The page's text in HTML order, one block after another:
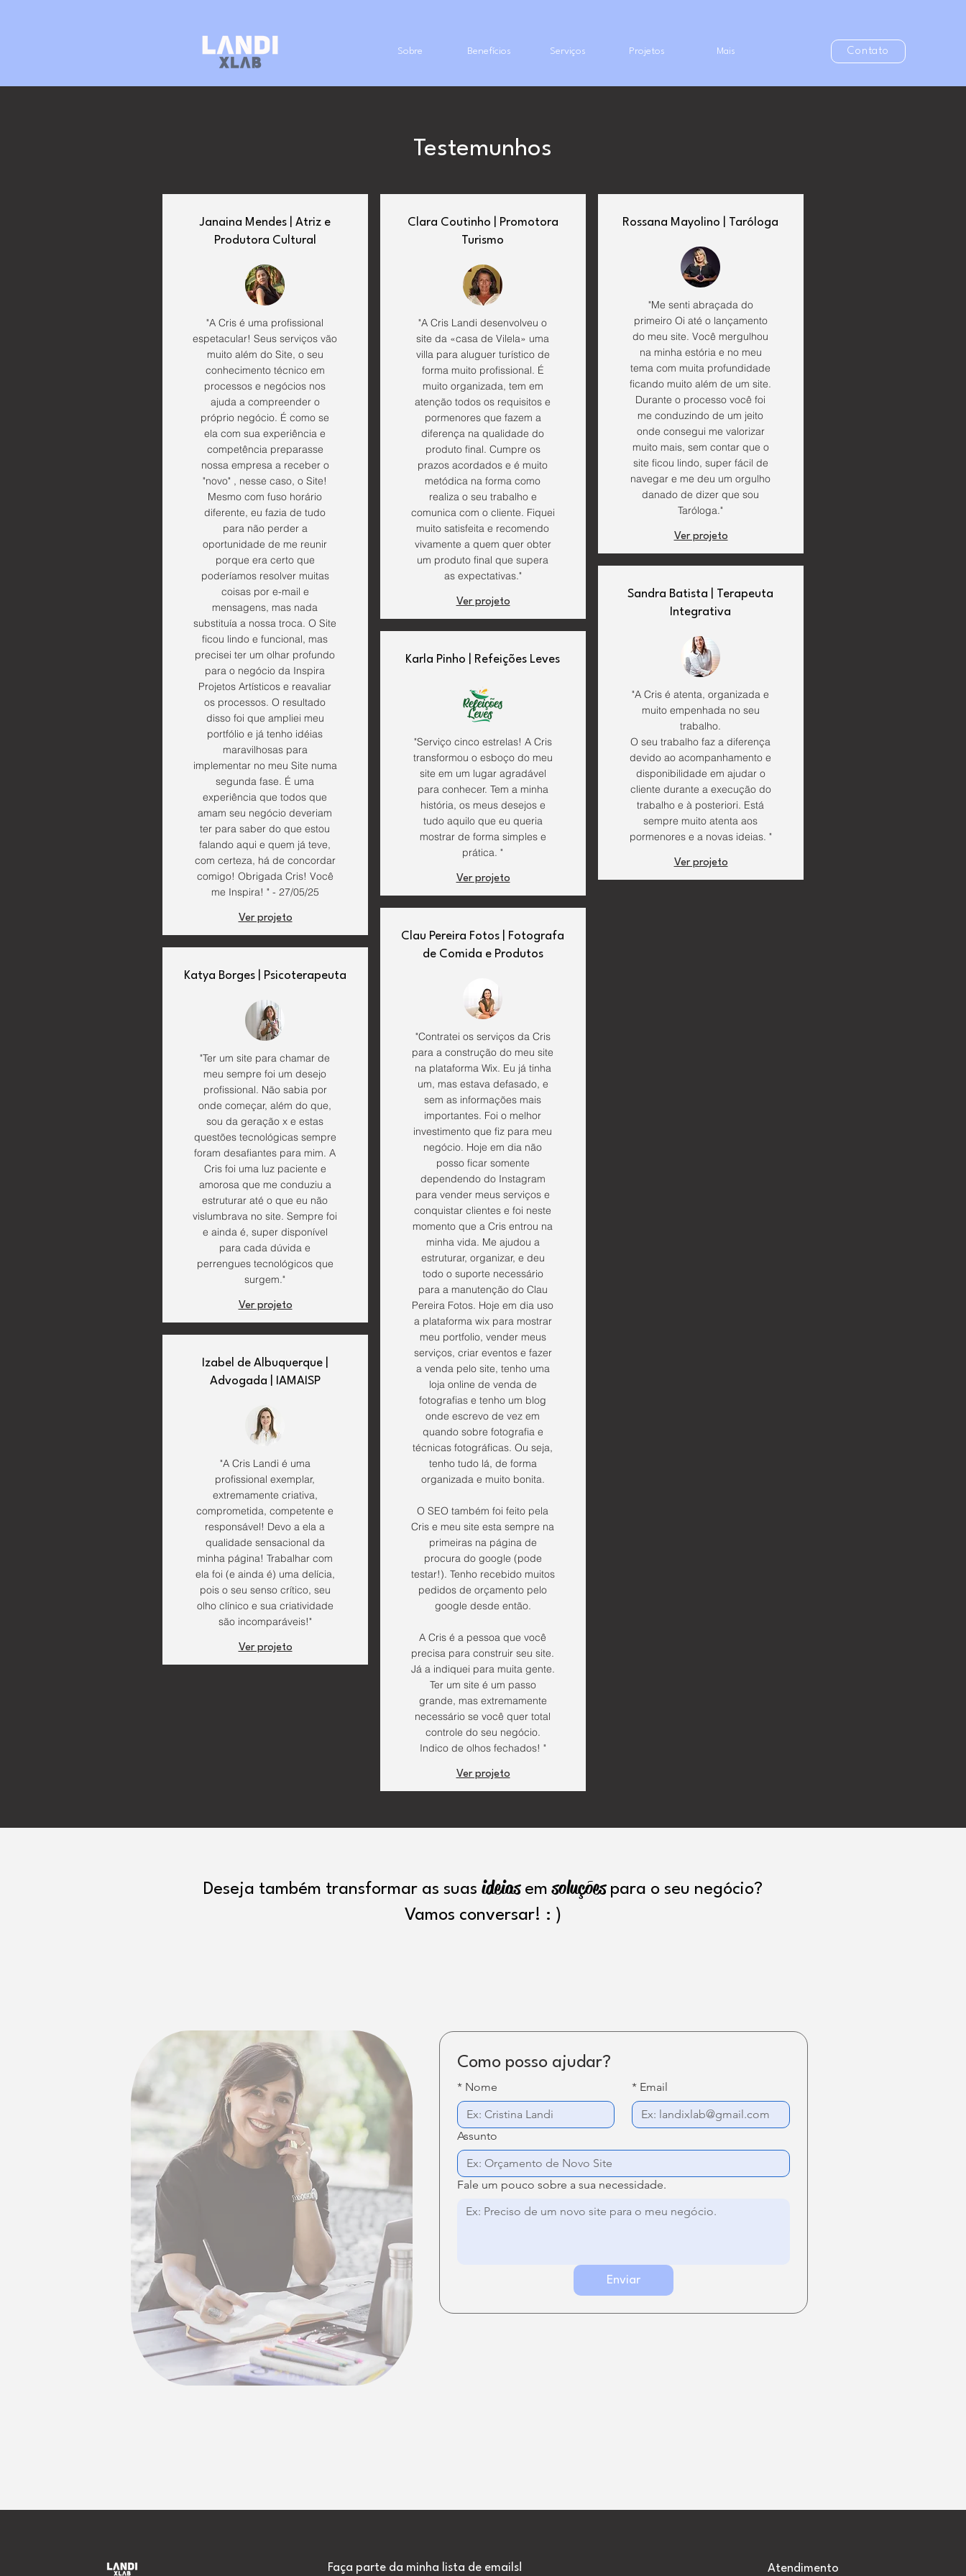
Sobre Benefícios Serviços Projetos Mais Contato
Testemunhos
Janaina Mendes | Atriz e
Produtora Cultural
"A Cris é uma profissional
espetacular! Seus serviços vão
muito além do Site, o seu
conhecimento técnico em
processos e negócios nos
ajuda a compreender o
próprio negócio. É como se
ela com sua experiência e
competência preparasse
nossa empresa a receber o
"novo" , nesse caso, o Site!
Mesmo com fuso horário
diferente, eu fazia de tudo
para não perder a
oportunidade de me reunir
porque era certo que
poderíamos resolver muitas
coisas por e-mail e
mensagens, mas nada
substituía a nossa troca. O Site
ficou lindo e funcional, mas
precisei ter um olhar profundo
para o negócio da Inspira
Projetos Artísticos e reavaliar
os processos. O resultado
disso foi que ampliei meu
portfólio e já tenho idéias
maravilhosas para
implementar no meu Site numa
segunda fase. É uma
experiência que todos que
amam seu negócio deveriam
ter para saber do que estou
falando aqui e quem já teve,
com certeza, há de concordar
comigo! Obrigada Cris! Você
me Inspira! " - 27/05/25
Ver projeto
Katya Borges | Psicoterapeuta
"Ter um site para chamar de
meu sempre foi um desejo
profissional. Não sabia por
onde começar, além do que,
sou da geração x e estas
questões tecnológicas sempre
foram desafiantes para mim. A
Cris foi uma luz paciente e
amorosa que me conduziu a
estruturar até o que eu não
vislumbrava no site. Sempre foi
e ainda é, super disponível
para cada dúvida e
perrengues tecnológicos que
surgem."
Ver projeto
Izabel de Albuquerque |
Advogada | IAMAISP
"A Cris Landi é uma
profissional exemplar,
extremamente criativa,
comprometida, competente e
responsável! Devo a ela a
qualidade sensacional da
minha página! Trabalhar com
ela foi (e ainda é) uma delícia,
pois o seu senso crítico, seu
olho clínico e sua criatividade
são incomparáveis!"
Ver projeto
Clara Coutinho | Promotora
Turismo
"A Cris Landi desenvolveu o
site da «casa de Vilela» uma
villa para aluguer turístico de
forma muito profissional. É
muito organizada, tem em
atenção todos os requisitos e
pormenores que fazem a
diferença na qualidade do
produto final. Cumpre os
prazos acordados e é muito
metódica na forma como
realiza o seu trabalho e
comunica com o cliente. Fiquei
muito satisfeita e recomendo
vivamente a quem quer obter
um produto final que supera
as expectativas."
Ver projeto
Karla Pinho | Refeições Leves
"Serviço cinco estrelas! A Cris
transformou o esboço do meu
site em um lugar agradável
para conhecer. Tem a minha
história, os meus desejos e
tudo aquilo que eu queria
mostrar de forma simples e
prática. "
Ver projeto
Clau Pereira Fotos | Fotografa
de Comida e Produtos
"Contratei os serviços da Cris
para a construção do meu site
na plataforma Wix. Eu já tinha
um, mas estava defasado, e
sem as informações mais
importantes. Foi o melhor
investimento que fiz para meu
negócio. Hoje em dia não
posso ficar somente
dependendo do Instagram
para vender meus serviços e
conquistar clientes e foi neste
momento que a Cris entrou na
minha vida. Me ajudou a
estruturar, organizar, e deu
todo o suporte necessário
para a manutenção do Clau
Pereira Fotos. Hoje em dia uso
a plataforma wix para mostrar
meu portfolio, vender meus
serviços, criar eventos e fazer
a venda pelo site, tenho uma
loja online de venda de
fotografias e tenho um blog
onde escrevo de vez em
quando sobre fotografia e
técnicas fotográficas. Ou seja,
tenho tudo lá, de forma
organizada e muito bonita.
O SEO também foi feito pela
Cris e meu site esta sempre na
primeiras na página de
procura do google (pode
testar!). Tenho recebido muitos
pedidos de orçamento pelo
google desde então.
A Cris é a pessoa que você
precisa para construir seu site.
Já a indiquei para muita gente.
Ter um site é um passo
grande, mas extremamente
necessário se você quer total
controle do seu negócio.
Indico de olhos fechados! "
Ver projeto
Rossana Mayolino | Taróloga
"Me senti abraçada do
primeiro Oi até o lançamento
do meu site. Você mergulhou
na minha estória e no meu
tema com muita profundidade
ficando muito além de um site.
Durante o processo você foi
me conduzindo de um jeito
onde consegui me valorizar
muito mais, sem contar que o
site ficou lindo, super fácil de
navegar e me deu um orgulho
danado de dizer que sou
Taróloga."
Ver projeto
Sandra Batista | Terapeuta
Integrativa
"A Cris é atenta, organizada e
muito empenhada no seu
trabalho.
O seu trabalho faz a diferença
devido ao acompanhamento e
disponibilidade em ajudar o
cliente durante a execução do
trabalho e à posteriori. Está
sempre muito atenta aos
pormenores e a novas ideias. "
Ver projeto
Deseja também transformar as suas ideiasemsoluçõespara o seu negócio?
Vamos conversar! : )
Como posso ajudar?
* Nome * Email
Assunto
Fale um pouco sobre a sua necessidade.
Enviar
Faça parte da minha lista de emails! Atendimento